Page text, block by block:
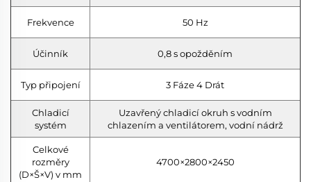
Frekvence 50 Hz
Účinník 0,8 s opožděním
Typ připojení 3 Fáze 4 Drát
Chladicí
systém
Uzavřený chladicí okruh s vodním
chlazením a ventilátorem, vodní nádrž
Celkové
rozměry
(D×Š×V) v mm
4700×2800×2450